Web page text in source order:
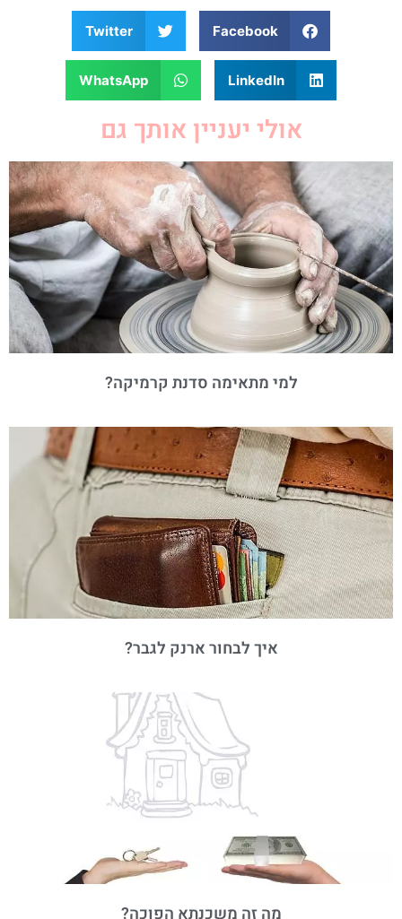
Facebook
Twitter
LinkedIn
WhatsApp
אולי יעניין אותך גם
למי מתאימה סדנת קרמיקה?
איך לבחור ארנק לגבר?
מה זה משכנתא הפוכה?